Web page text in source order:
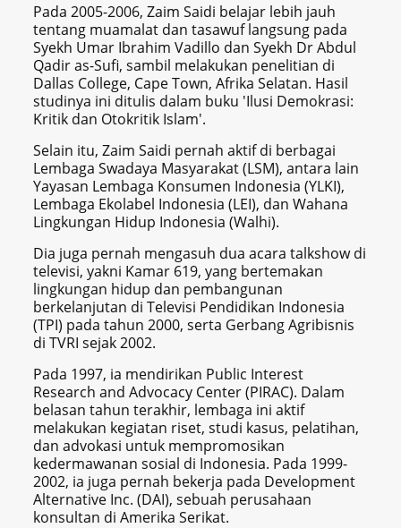
Pada 2005-2006, Zaim Saidi belajar lebih jauh
tentang muamalat dan tasawuf langsung pada
Syekh Umar Ibrahim Vadillo dan Syekh Dr Abdul
Qadir as-Sufi, sambil melakukan penelitian di
Dallas College, Cape Town, Afrika Selatan. Hasil
studinya ini ditulis dalam buku 'Ilusi Demokrasi:
Kritik dan Otokritik Islam'.
Selain itu, Zaim Saidi pernah aktif di berbagai
Lembaga Swadaya Masyarakat (LSM), antara lain
Yayasan Lembaga Konsumen Indonesia (YLKI),
Lembaga Ekolabel Indonesia (LEI), dan Wahana
Lingkungan Hidup Indonesia (Walhi).
Dia juga pernah mengasuh dua acara talkshow di
televisi, yakni Kamar 619, yang bertemakan
lingkungan hidup dan pembangunan
berkelanjutan di Televisi Pendidikan Indonesia
(TPI) pada tahun 2000, serta Gerbang Agribisnis
di TVRI sejak 2002.
Pada 1997, ia mendirikan Public Interest
Research and Advocacy Center (PIRAC). Dalam
belasan tahun terakhir, lembaga ini aktif
melakukan kegiatan riset, studi kasus, pelatihan,
dan advokasi untuk mempromosikan
kedermawanan sosial di Indonesia. Pada 1999-
2002, ia juga pernah bekerja pada Development
Alternative Inc. (DAI), sebuah perusahaan
konsultan di Amerika Serikat.